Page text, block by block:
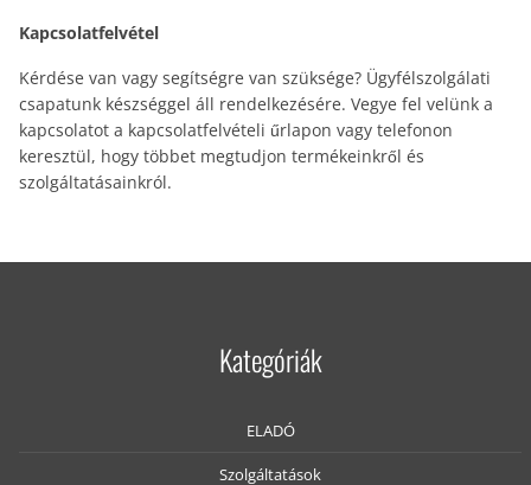
Kapcsolatfelvétel
Kérdése van vagy segítségre van szüksége? Ügyfélszolgálati
csapatunk készséggel áll rendelkezésére. Vegye fel velünk a
kapcsolatot a kapcsolatfelvételi űrlapon vagy telefonon
keresztül, hogy többet megtudjon termékeinkről és
szolgáltatásainkról.
Kategóriák
ELADÓ
Szolgáltatások